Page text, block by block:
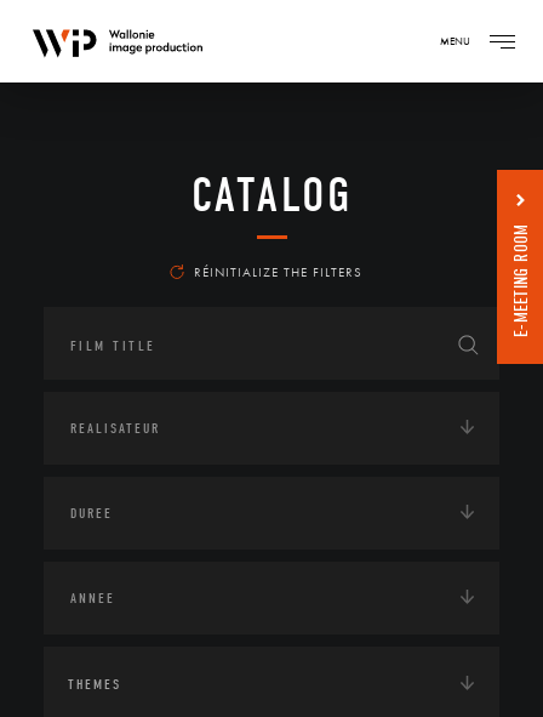
MENU
CATALOG
RÉINITIALIZE THE FILTERS
THEMES
E-MEETING ROOM